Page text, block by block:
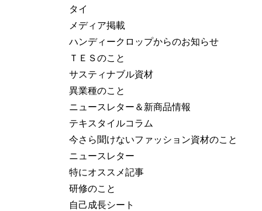
タイ
メディア掲載
ハンディークロップからのお知らせ
ＴＥＳのこと
サスティナブル資材
異業種のこと
ニュースレター＆新商品情報
テキスタイルコラム
今さら聞けないファッション資材のこと
ニュースレター
特にオススメ記事
研修のこと
自己成長シート